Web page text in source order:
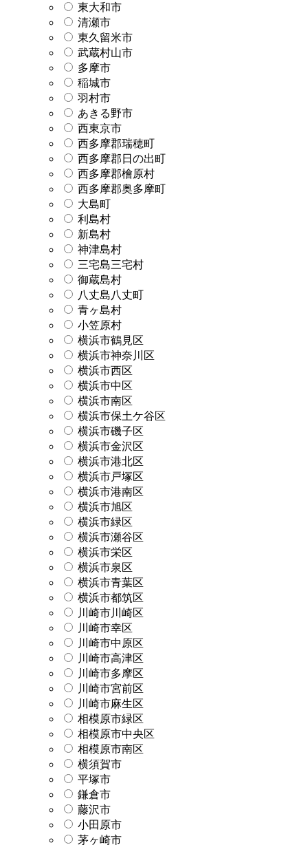
東大和市
清瀬市
東久留米市
武蔵村山市
多摩市
稲城市
羽村市
あきる野市
西東京市
西多摩郡瑞穂町
西多摩郡日の出町
西多摩郡檜原村
西多摩郡奥多摩町
大島町
利島村
新島村
神津島村
三宅島三宅村
御蔵島村
八丈島八丈町
青ヶ島村
小笠原村
横浜市鶴見区
横浜市神奈川区
横浜市西区
横浜市中区
横浜市南区
横浜市保土ケ谷区
横浜市磯子区
横浜市金沢区
横浜市港北区
横浜市戸塚区
横浜市港南区
横浜市旭区
横浜市緑区
横浜市瀬谷区
横浜市栄区
横浜市泉区
横浜市青葉区
横浜市都筑区
川崎市川崎区
川崎市幸区
川崎市中原区
川崎市高津区
川崎市多摩区
川崎市宮前区
川崎市麻生区
相模原市緑区
相模原市中央区
相模原市南区
横須賀市
平塚市
鎌倉市
藤沢市
小田原市
茅ヶ崎市